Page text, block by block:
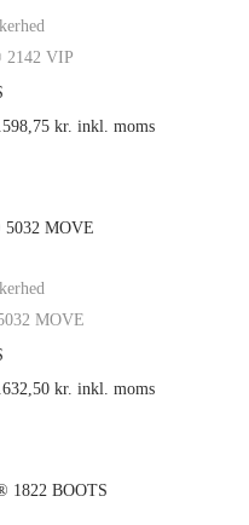
2142 VIP
kr. inkl. moms
MOVE
kr. inkl. moms